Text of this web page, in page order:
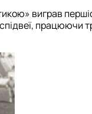
виграв
працюючи